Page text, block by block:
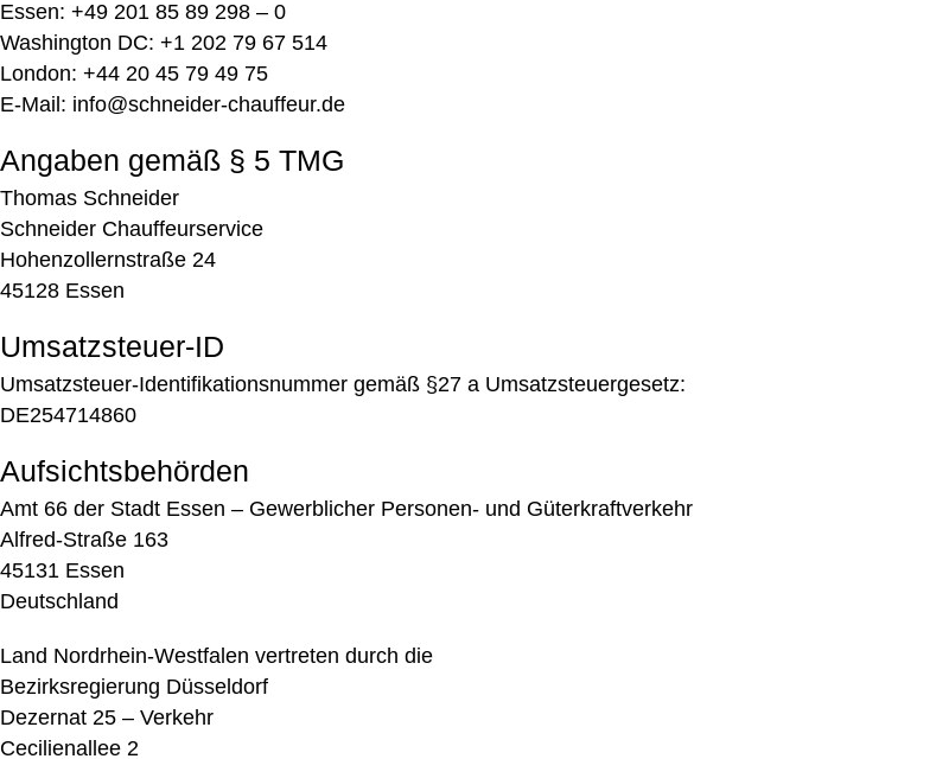
Essen: +49 201 85 89 298 – 0
Washington DC: +1 202 79 67 514
London: +44 20 45 79 49 75
E-Mail: info@schneider-chauffeur.de
Angaben gemäß § 5 TMG
Thomas Schneider
Schneider Chauffeurservice
Hohenzollernstraße 24
45128 Essen
Umsatzsteuer-ID
Umsatzsteuer-Identifikationsnummer gemäß §27 a Umsatzsteuergesetz:
DE254714860
Aufsichtsbehörden
Amt 66 der Stadt Essen – Gewerblicher Personen- und Güterkraftverkehr
Alfred-Straße 163
45131 Essen
Deutschland
Land Nordrhein-Westfalen vertreten durch die
Bezirksregierung Düsseldorf
Dezernat 25 – Verkehr
Cecilienallee 2